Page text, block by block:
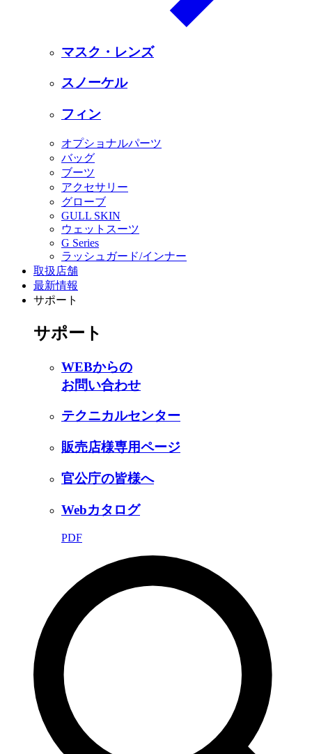
マスク・レンズ
スノーケル
フィン
オプショナルパーツ
バッグ
ブーツ
アクセサリー
グローブ
GULL SKIN
ウェットスーツ
G Series
ラッシュガード/インナー
取扱店舗
最新情報
サポート
サポート
WEBからの
お問い合わせ
テクニカルセンター
販売店様専用ページ
官公庁の皆様へ
Webカタログ
PDF